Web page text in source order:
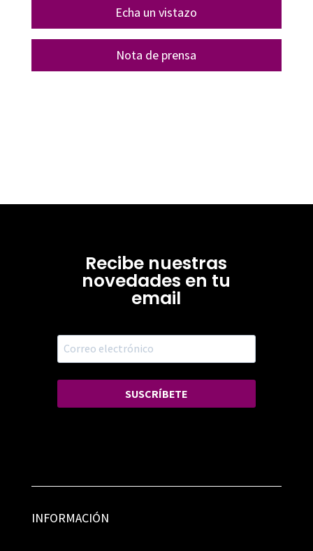
Echa un vistazo
Nota de prensa
Recibe nuestras
novedades en tu
email
SUSCRÍBETE
INFORMACIÓN